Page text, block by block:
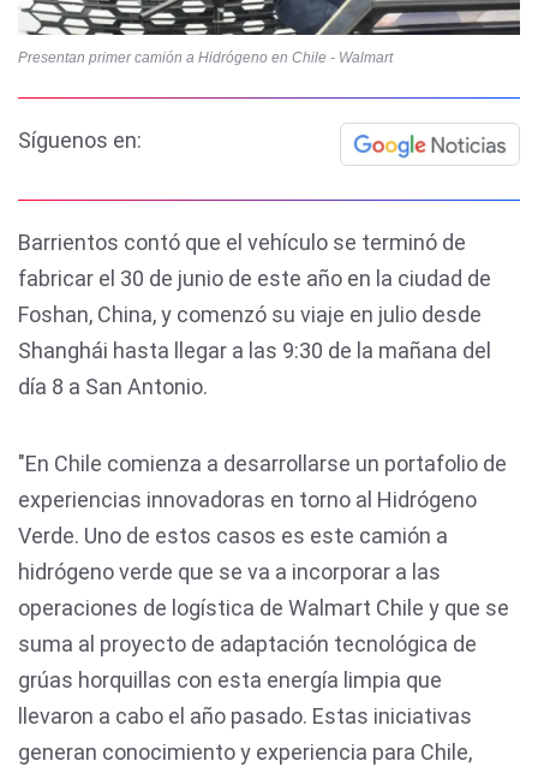
Presentan primer camión a Hidrógeno en Chile - Walmart
Síguenos en:
Barrientos contó que el vehículo se terminó de
fabricar el 30 de junio de este año en la ciudad de
Foshan, China, y comenzó su viaje en julio desde
Shanghái hasta llegar a las 9:30 de la mañana del
día 8 a San Antonio.
"En Chile comienza a desarrollarse un portafolio de
experiencias innovadoras en torno al Hidrógeno
Verde. Uno de estos casos es este camión a
hidrógeno verde que se va a incorporar a las
operaciones de logística de Walmart Chile y que se
suma al proyecto de adaptación tecnológica de
grúas horquillas con esta energía limpia que
llevaron a cabo el año pasado. Estas iniciativas
generan conocimiento y experiencia para Chile,